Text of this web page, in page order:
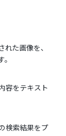
た画像を、
容をテキスト
検索結果をプ